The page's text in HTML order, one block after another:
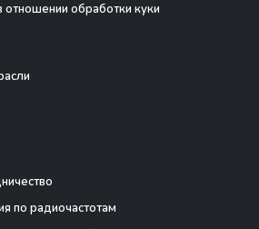
обработки куки
по радиочастотам